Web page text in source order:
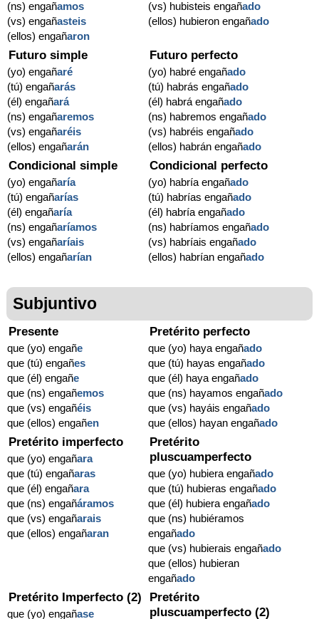
(ns) engañamos
(vs) engañasteis
(ellos) engañaron
(vs) hubisteis engañado
(ellos) hubieron engañado
Futuro simple
(yo) engañaré
(tú) engañarás
(él) engañará
(ns) engañaremos
(vs) engañaréis
(ellos) engañarán
Futuro perfecto
(yo) habré engañado
(tú) habrás engañado
(él) habrá engañado
(ns) habremos engañado
(vs) habréis engañado
(ellos) habrán engañado
Condicional simple
(yo) engañaría
(tú) engañarías
(él) engañaría
(ns) engañaríamos
(vs) engañaríais
(ellos) engañarían
Condicional perfecto
(yo) habría engañado
(tú) habrías engañado
(él) habría engañado
(ns) habríamos engañado
(vs) habríais engañado
(ellos) habrían engañado
Subjuntivo
Presente
que (yo) engañe
que (tú) engañes
que (él) engañe
que (ns) engañemos
que (vs) engañéis
que (ellos) engañen
Pretérito perfecto
que (yo) haya engañado
que (tú) hayas engañado
que (él) haya engañado
que (ns) hayamos engañado
que (vs) hayáis engañado
que (ellos) hayan engañado
Pretérito imperfecto
que (yo) engañara
que (tú) engañaras
que (él) engañara
que (ns) engañáramos
que (vs) engañarais
que (ellos) engañaran
Pretérito
pluscuamperfecto
que (yo) hubiera engañado
que (tú) hubieras engañado
que (él) hubiera engañado
que (ns) hubiéramos
engañado
que (vs) hubierais engañado
que (ellos) hubieran
engañado
Pretérito Imperfecto (2)
que (yo) engañase
Pretérito
pluscuamperfecto (2)